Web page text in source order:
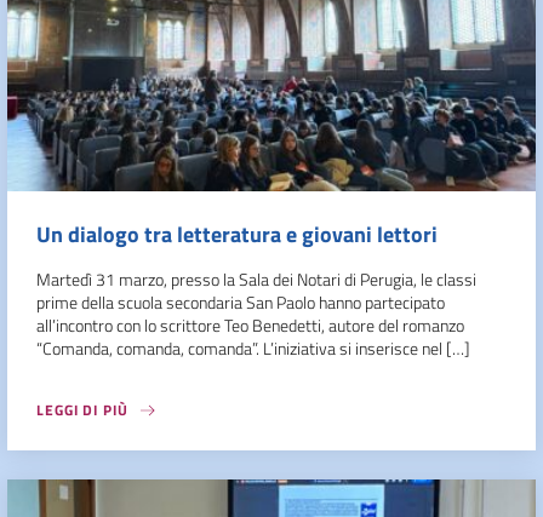
Un dialogo tra letteratura e giovani lettori
Martedì 31 marzo, presso la Sala dei Notari di Perugia, le classi
prime della scuola secondaria San Paolo hanno partecipato
all’incontro con lo scrittore Teo Benedetti, autore del romanzo
“Comanda, comanda, comanda”. L’iniziativa si inserisce nel […]
LEGGI DI PIÙ